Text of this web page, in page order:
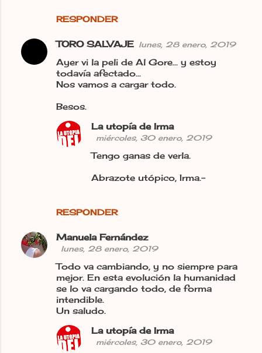
RESPONDER
TORO SALVAJE lunes, 28 enero, 2019
Ayer vi la peli de Al Gore... y estoy
todavía afectado...
Nos vamos a cargar todo.
Besos.
RESPONDER
La utopía de Irma
miércoles, 30 enero, 2019
Tengo ganas de verla.
Abrazote utópico, Irma.-
Manuela Fernández
lunes, 28 enero, 2019
Todo va cambiando, y no siempre para
mejor. En esta evolución la humanidad
se lo va cargando todo, de forma
intendible.
Un saludo.
La utopía de Irma
miércoles, 30 enero, 2019